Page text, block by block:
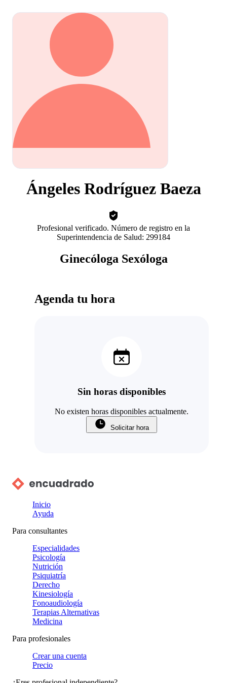
Ángeles Rodríguez Baeza
Profesional verificado. Número de registro en la
Superintendencia de Salud: 299184
Ginecóloga Sexóloga
Agenda tu hora
Sin horas disponibles
No existen horas disponibles actualmente.
Solicitar hora
Inicio
Ayuda
Para consultantes
Especialidades
Psicología
Nutrición
Psiquiatría
Derecho
Kinesiología
Fonoaudiología
Terapias Alternativas
Medicina
Para profesionales
Crear una cuenta
Precio